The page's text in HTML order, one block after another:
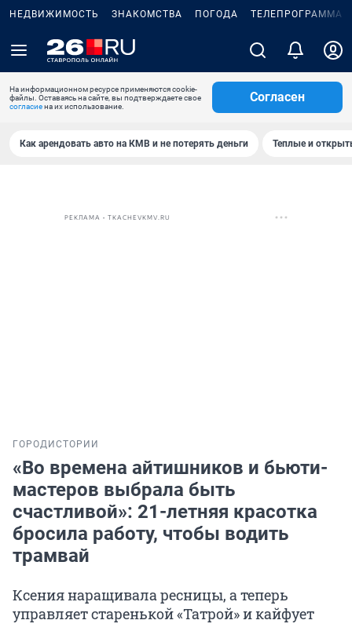
НЕДВИЖИМОСТЬ ЗНАКОМСТВА ПОГОДА ТЕЛЕПРОГРАММА
На информационном ресурсе применяются cookie-
файлы. Оставаясь на сайте, вы подтверждаете свое
согласиена их использование.
Согласен
Как арендовать авто на КМВ и не потерять деньги Теплые и
РЕКЛАМА • TKACHEVKMV.RU
ГОРОД ИСТОРИИ
«Во времена айтишников и бьюти-
мастеров выбрала быть
счастливой»: 21-летняя красотка
бросила работу, чтобы водить
трамвай
Ксения наращивала ресницы, а теперь
управляет старенькой «Татрой» и кайфует